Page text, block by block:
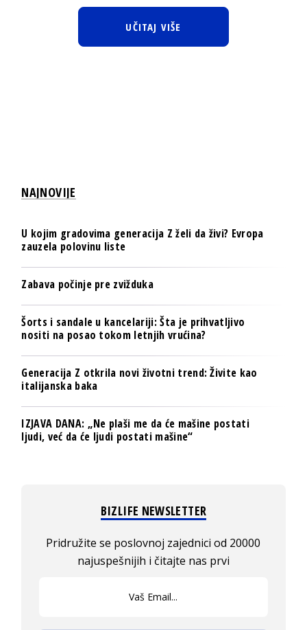
UČITAJ VIŠE
NAJNOVIJE
U kojim gradovima generacija Z želi da živi? Evropa
zauzela polovinu liste
Zabava počinje pre zvižduka
Šorts i sandale u kancelariji: Šta je prihvatljivo
nositi na posao tokom letnjih vrućina?
Generacija Z otkrila novi životni trend: Živite kao
italijanska baka
IZJAVA DANA: „Ne plaši me da će mašine postati
ljudi, već da će ljudi postati mašine“
BIZLIFE NEWSLETTER
Pridružite se poslovnoj zajednici od 20000
najuspešnijih i čitajte nas prvi